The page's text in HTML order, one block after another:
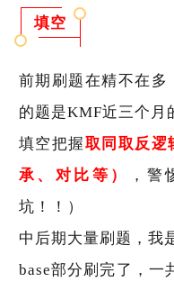
填空
前期刷题在精不在多
的题是KMF近三个月
填空把握取同取反逻
承、对比等）
，警
坑！！）
中后期大量刷题，我
base部分刷完了，一